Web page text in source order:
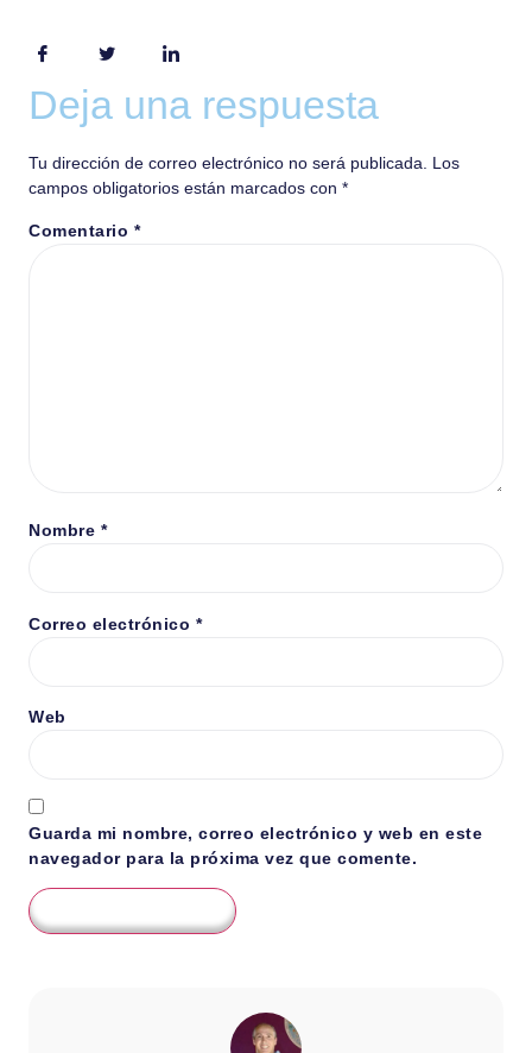
Deja una respuesta
Tu dirección de correo electrónico no será publicada.
Los
campos obligatorios están marcados con *
Comentario *
Nombre *
Correo electrónico *
Web
Guarda mi nombre, correo electrónico y web en este
navegador para la próxima vez que comente.